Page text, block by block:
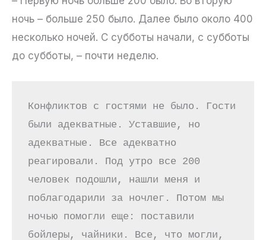
ночь – больше 250 было. Далее было около 400
несколько ночей. С субботы начали, с субботы
до субботы, – почти неделю.
Конфликтов с гостями не было. Гости
были адекватные. Уставшие, но
адекватные. Все адекватно
реагировали. Под утро все 200
человек подошли, нашли меня и
поблагодарили за ночлег. Потом мы
ночью помогли еще: поставили
бойлеры, чайники. Все, что могли,